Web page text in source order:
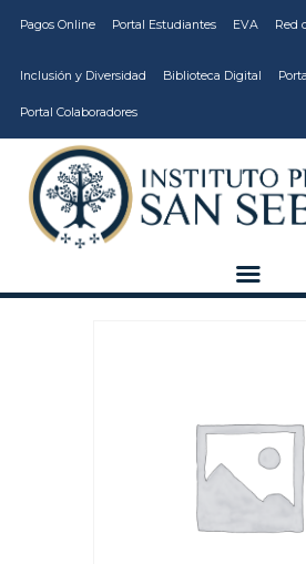
Pagos Online Portal Estudiantes EVA Red
Inclusión y Diversidad Biblioteca Digital
Portal Colaboradores
CARRERAS
VIDA ESTUDIANTIL
INSTITUCIÓN